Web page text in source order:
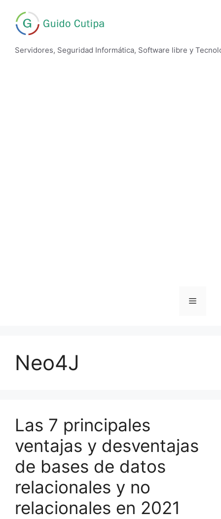
content
Servidores, Seguridad Informática, Software libre y
Menu
Neo4J
Las 7 principales
ventajas y desventajas
de bases de datos
relacionales y no
relacionales en 2021